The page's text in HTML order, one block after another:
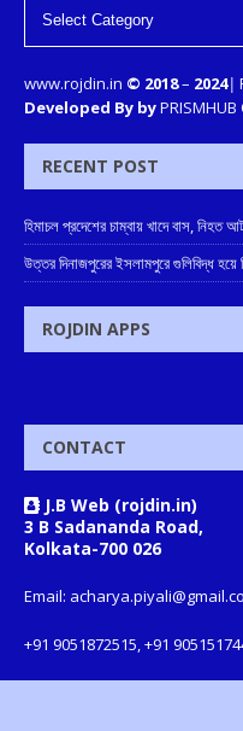
www.rojdin.in © 2018– 2024|
Developed By byPRISMHUB
RECENT POST
হিমাচল প্রদেশের চাম্বায় খাদে বাস,
উত্তর দিনাজপুরের ইসলামপুরে গুলিবিদ্ধ
ROJDIN APPS
CONTACT
J.B Web (rojdin.in)
3 B Sadananda Road,
Kolkata-700 026
Email:
+91 9051872515, +91